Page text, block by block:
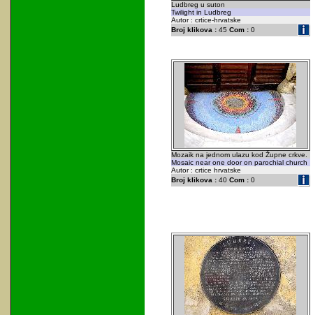
Ludbreg u suton
Twilight in Ludbreg
Autor : crtice-hrvatske
Broj klikova :45 Com :0
Mozaik na jednom ulazu kod Župne crkve.
Mosaic near one door on parochial church
Autor : crtice hrvatske
Broj klikova :40 Com :0